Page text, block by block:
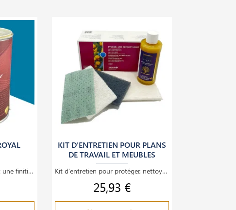
La laque à l’huile BIOFA est une finition intérieure écologique et haut de gamme, idéale pour le
KIT D'ENTRETIEN POUR PLANS
DE TRAVAIL ET MEUBLES
Kit d'entretien pour protéger, nettoyer et embellir vos meubles et plans de travail en bois.
Prix
25,93 €